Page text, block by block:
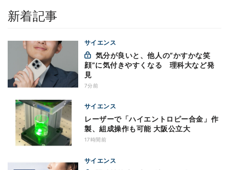
新着記事
サイエンス
顔”に気付きやすくなる 理科大など発
見
7分前
サイエンス
レーザーで「ハイエントロピー合金」作
製、組成操作も可能 大阪公立大
17時間前
サイエンス